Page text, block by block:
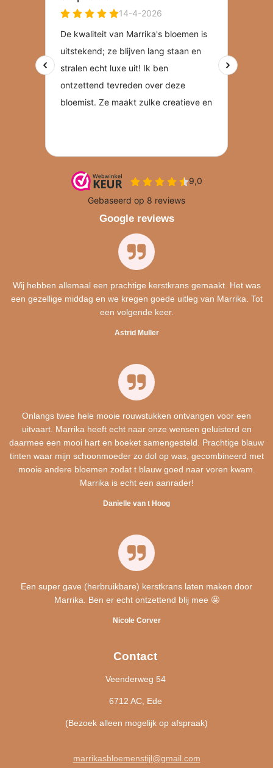
Google reviews
Wij hebben allemaal een prachtige kerstkrans gemaakt. Het was
een gezellige middag en we kregen goede uitleg van Marrika. Tot
een volgende keer.
Astrid Muller
Onlangs twee hele mooie rouwstukken ontvangen voor een
uitvaart. Marrika heeft echt naar onze wensen geluisterd en
daarmee een mooi hart en boeket samengesteld. Prachtige blauw
tinten waar mijn schoonmoeder zo dol op was, gecombineerd met
mooie andere bloemen zodat t blauw goed naar voren kwam.
Marrika is echt een aanrader!
Danielle van t Hoog
Een super gave (herbruikbare) kerstkrans laten maken door
Marrika. Ben er echt ontzettend blij mee 🤩
Nicole Corver
Contact
Veenderweg 54
6712 AC, Ede
(Bezoek alleen mogelijk op afspraak)
marrikasbloemenstijl@gmail.com